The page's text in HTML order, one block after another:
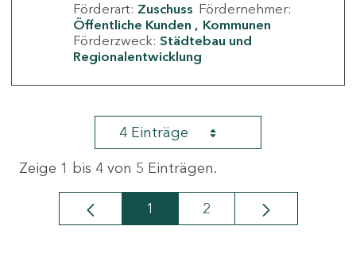
Förderart: Zuschuss Fördernehmer:
Öffentliche Kunden
Kommunen
Förderzweck: Städtebau und
Regionalentwicklung
4 Einträge
Zeige 1 bis 4 von 5 Einträgen.
Seite
1 Seite
2